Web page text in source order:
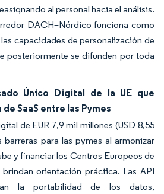
al personal hacia el análisis.
DACH–Nórdico funciona como
capacidades de personalización de
posteriormente se difunden por toda
Único Digital de la UE que
SaaS entre las Pymes
de EUR 7,9 mil millones (USD 8,55
barreras para las pymes al armonizar
y financiar los Centros Europeos de
orientación práctica. Las API
la portabilidad de los datos,